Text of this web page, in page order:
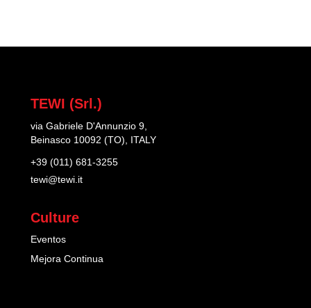
TEWI (Srl.)
via Gabriele D'Annunzio 9,
Beinasco 10092 (TO), ITALY
+39 (011) 681-3255
tewi@tewi.it
Culture
Eventos
Mejora Continua